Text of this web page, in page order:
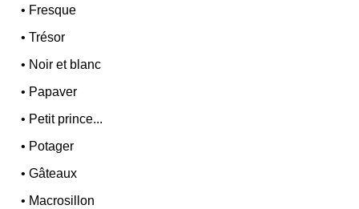
• Fresque
•Trésor
• Noir et blanc
• Papaver
• Petit prince...
• Potager
•Gâteaux
• Macrosillon